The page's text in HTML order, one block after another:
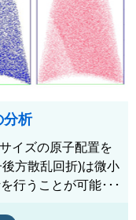
分析
イズの原子配置を
方散乱回折)は微小
行うことが可能･･･